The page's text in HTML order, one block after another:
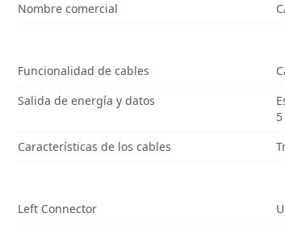
Nombre comercial
Funcionalidad de cables
Salida de energía y datos
Características de los cables
Left Connector